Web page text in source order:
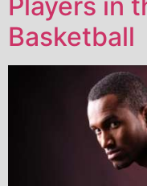
Basketball